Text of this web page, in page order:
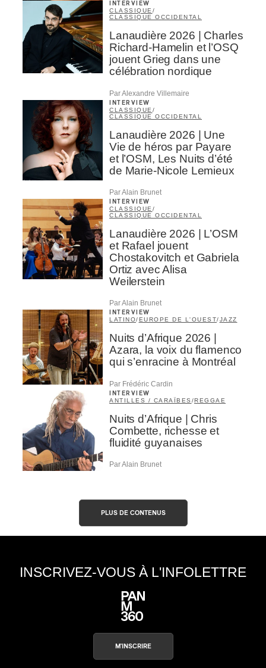
INTERVIEW
CLASSIQUE /
CLASSIQUE OCCIDENTAL
Lanaudière 2026 | Charles
Richard-Hamelin et l’OSQ
jouent Grieg dans une
célébration nordique
Par Alexandre Villemaire
INTERVIEW
CLASSIQUE /
CLASSIQUE OCCIDENTAL
Lanaudière 2026 | Une
Vie de héros par Payare
et l’OSM, Les Nuits d’été
de Marie-Nicole Lemieux
Par Alain Brunet
INTERVIEW
CLASSIQUE /
CLASSIQUE OCCIDENTAL
Lanaudière 2026 | L’OSM
et Rafael jouent
Chostakovitch et Gabriela
Ortiz avec Alisa
Weilerstein
Par Alain Brunet
INTERVIEW
LATINO/ EUROPE DE L'OUEST/JAZZ
Nuits d’Afrique 2026 |
Azara, la voix du flamenco
qui s’enracine à Montréal
Par Frédéric Cardin
INTERVIEW
ANTILLES / CARAÏBES /REGGAE
Nuits d’Afrique | Chris
Combette, richesse et
fluidité guyanaises
Par Alain Brunet
PLUS DE CONTENUS
INSCRIVEZ-VOUS À L'INFOLETTRE
M'INSCRIRE